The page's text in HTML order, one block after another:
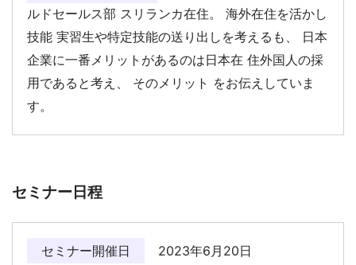
ルドセールス部 スリランカ在住。 海外在住を活かし
技能 実習生や特定技能の送り出しを考えるも、 日本
企業に一番メリットがあるのは日本在 住外国人の採
用であると考え、 そのメリット をお伝えしていま
す。
セミナー日程
セミナー開催日
2023年6月20日